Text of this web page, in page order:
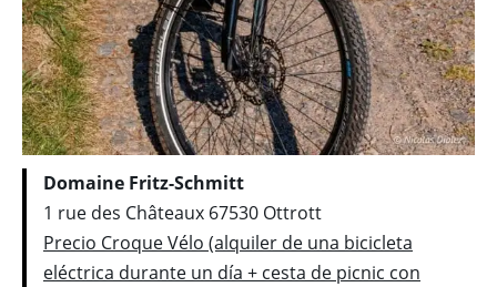
Domaine Fritz-Schmitt
1 rue des Châteaux 67530 Ottrott
Precio Croque Vélo (alquiler de una bicicleta
eléctrica durante un día + cesta de picnic con